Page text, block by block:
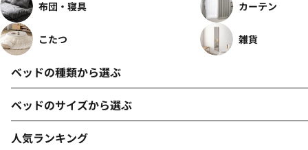
布団・寝具 カーテン
こたつ 雑貨
ベッドの種類から選ぶ
ベッドのサイズから選ぶ
シングル
人気ランキング